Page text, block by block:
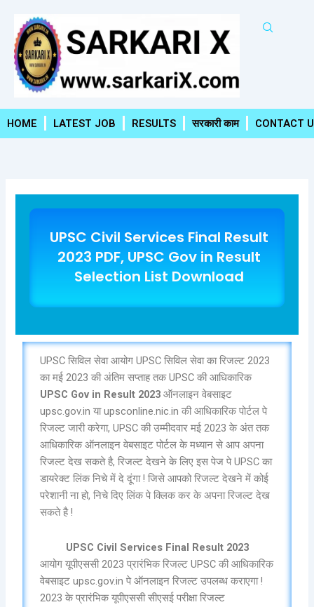
content
HOME LATEST JOB RESULTS सरकारी काम CONTACT
UPSC Civil Services Final Result
2023 PDF, UPSC Gov in Result
Selection List Download
UPSC सिविल सेवा आयोग UPSC सिविल सेवा का रिजल्ट 2023
का मई 2023 की अंतिम सप्ताह तक UPSC की आधिकारिक
UPSC Gov in Result 2023 ऑनलाइन वेबसाइट
upsc.gov.in या upsconline.nic.in की आधिकारिक पोर्टल पे
रिजल्ट जारी करेगा, UPSC की उम्मीदवार मई 2023 के अंत तक
आधिकारिक ऑनलाइन वेबसाइट पोर्टल के मध्यान से आप अपना
रिजल्ट देख सकते है, रिजल्ट देखने के लिए इस पेज पे UPSC का
डायरेक्ट लिंक निचे में दे दूंगा ! जिसे आपको रिजल्ट देखने में कोई
परेशानी ना हो, निचे दिए लिंक पे क्लिक कर के अपना रिजल्ट देख
सकते है !
UPSC Civil Services Final Result 2023
आयोग यूपीएससी 2023 प्रारंभिक रिजल्ट UPSC की आधिकारिक
वेबसाइट upsc.gov.in पे ऑनलाइन रिजल्ट उपलब्ध कराएगा !
2023 के प्रारंभिक यूपीएससी सीएसई परीक्षा रिजल्ट